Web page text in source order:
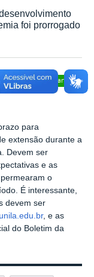
foi prorrogado
Compartilhar
para
extensão durante a
Devem ser
e as
o
É interessante,
devem ser
, e as
do Boletim da